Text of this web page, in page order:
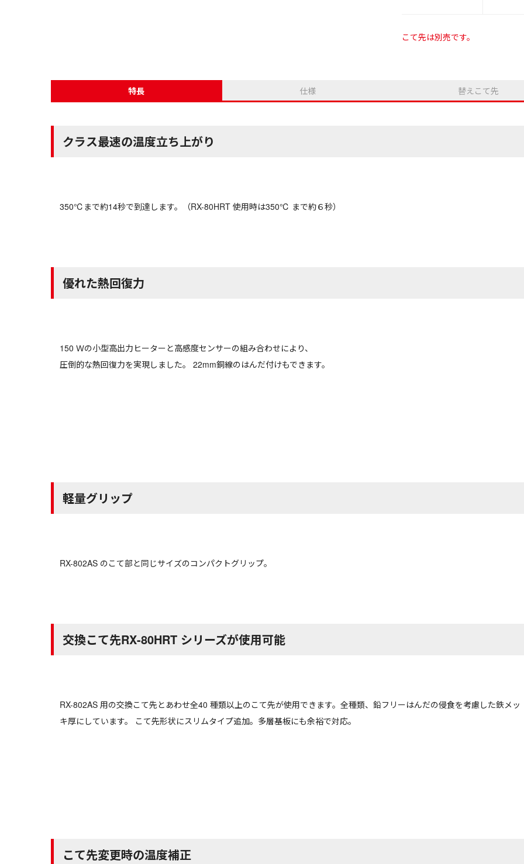
こて先は別売です。
特長 仕様 替えこて先
クラス最速の温度立ち上がり
350℃まで約14秒で到達します。（RX-80HRT 使用時は350℃ まで約６秒）
優れた熱回復力
150 Ｗの小型高出力ヒーターと高感度センサーの組み合わせにより、
圧倒的な熱回復力を実現しました。 22mm銅線のはんだ付けもできます。
軽量グリップ
RX-802AS のこて部と同じサイズのコンパクトグリップ。
交換こて先RX-80HRT シリーズが使用可能
RX-802AS 用の交換こて先とあわせ全40 種類以上のこて先が使用できます。全種類、鉛フリーはんだの侵食を考慮した鉄メッ
キ厚にしています。 こて先形状にスリムタイプ追加。多層基板にも余裕で対応。
こて先変更時の温度補正